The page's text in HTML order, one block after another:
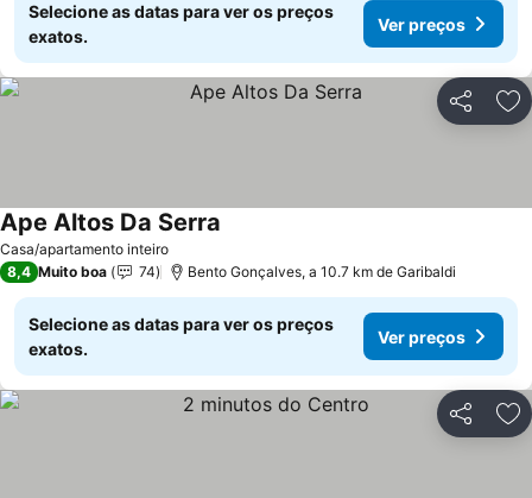
Selecione as datas para ver os preços
exatos.
Ver preços
Partilhar
Casa/apartamento inteiro
Ape Altos Da Serra
8,4 Muito boa 74 Bento Gonçalves, a 10.7 km de Garibaldi
Selecione as datas para ver os preços
exatos.
Ver preços
Partilhar